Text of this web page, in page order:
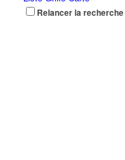
Relancer la